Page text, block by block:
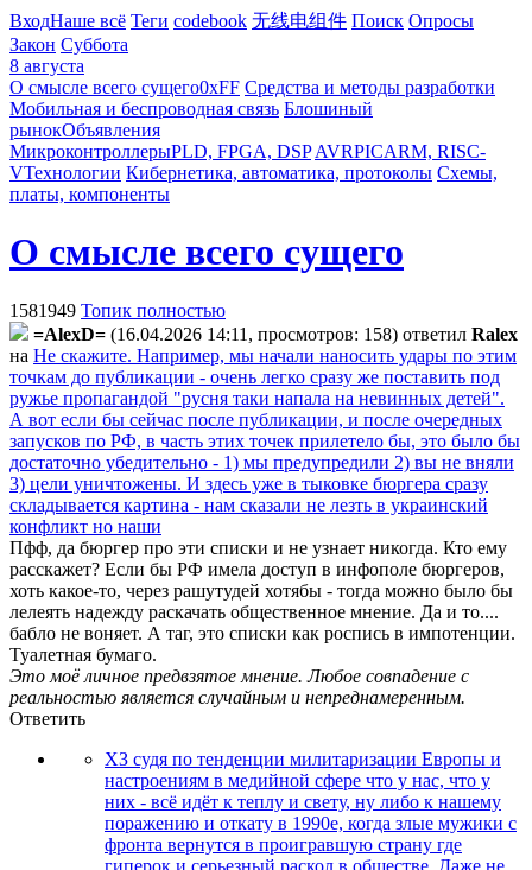
ВходНаше всё Теги codebook 无线电组件 Поиск Опросы
Закон Суббота
8 августа
О смысле всего сущего0xFF Средства и методы разработки
Мобильная и беспроводная связь Блошиный
рынокОбъявления
МикроконтроллерыPLD, FPGA, DSP AVRPICARM, RISC-
VТехнологии Кибернетика, автоматика, протоколы Схемы,
платы, компоненты
О смысле всего сущего
1581949 Топик полностью
=AlexD= (16.04.2026 14:11, просмотров: 158) ответил Ralex
на Не скажите. Например, мы начали наносить удары по этим
точкам до публикации - очень легко сразу же поставить под
ружье пропагандой "русня таки напала на невинных детей".
А вот если бы сейчас после публикации, и после очередных
запусков по РФ, в часть этих точек прилетело бы, это было бы
достаточно убедительно - 1) мы предупредили 2) вы не вняли
3) цели уничтожены. И здесь уже в тыковке бюргера сразу
складывается картина - нам сказали не лезть в украинский
конфликт но наши
Пфф, да бюргер про эти списки и не узнает никогда. Кто ему
расскажет? Если бы РФ имела доступ в инфополе бюргеров,
хоть какое-то, через рашутудей хотябы - тогда можно было бы
лелеять надежду раскачать общественное мнение. Да и то....
бабло не воняет. А таг, это списки как роспись в импотенции.
Туалетная бумаго.
Это моё личное предвзятое мнение. Любое совпадение с
реальностью является случайным и непреднамеренным.
Ответить
ХЗ судя по тенденции милитаризации Европы и
настроениям в медийной сфере что у нас, что у
них - всё идёт к теплу и свету, ну либо к нашему
поражению и откату в 1990е, когда злые мужики с
фронта вернутся в проигравшую страну где
гиперок и серьезный раскол в обществе. Даже не